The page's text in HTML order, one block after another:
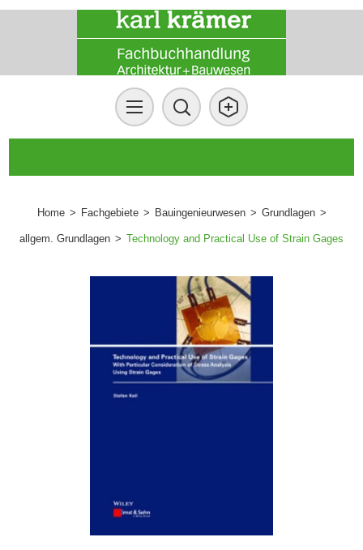
Home > Fachgebiete > Bauingenieurwesen > Grundlagen >
allgem. Grundlagen > Technology and Practical Use of Strain Gages